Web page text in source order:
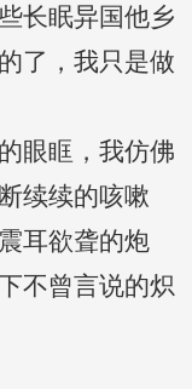
长眠异国他乡
了，我只是做
眼眶，我仿佛
续续的咳嗽
耳欲聋的炮
不曾言说的炽